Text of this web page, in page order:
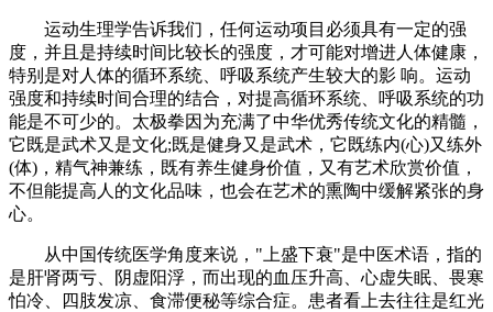
运动生理学告诉我们，任何运动项目必须具有一定的强
度，并且是持续时间比较长的强度，才可能对增进人体健康，
特别是对人体的循环系统、呼吸系统产生较大的影 响。运动
强度和持续时间合理的结合，对提高循环系统、呼吸系统的功
能是不可少的。太极拳因为充满了中华优秀传统文化的精髓，
它既是武术又是文化;既是健身又是武术，它既练内(心)又练外
(体)，精气神兼练，既有养生健身价值，又有艺术欣赏价值，
不但能提高人的文化品味，也会在艺术的熏陶中缓解紧张的身
心。
从中国传统医学角度来说，"上盛下衰"是中医术语，指的
是肝肾两亏、阴虚阳浮，而出现的血压升高、心虚失眠、畏寒
怕冷、四肢发凉、食滞便秘等综合症。患者看上去往往是红光